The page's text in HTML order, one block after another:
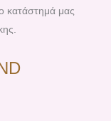
κατάστημά μας